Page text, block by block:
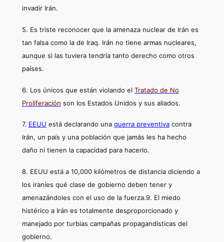
invadir Irán.
5. Es triste reconocer que la amenaza nuclear de Irán es
tan falsa como la de Iraq. Irán no tiene armas nucleares,
aunque si las tuviera tendría tanto derecho como otros
países.
6. Los únicos que están violando el Tratado de No
Proliferación son los Estados Unidos y sus aliados.
7. EEUU está declarando una guerra preventivacontra
Irán, un país y una población que jamás les ha hecho
daño ni tienen la capacidad para hacerlo.
8. EEUU está a 10,000 kilómetros de distancia diciendo a
los iraníes qué clase de gobierno deben tener y
amenazándoles con el uso de la fuerza.9. El miedo
histérico a Irán es totalmente desproporcionado y
manejado por turbias campañas propagandísticas del
gobierno.